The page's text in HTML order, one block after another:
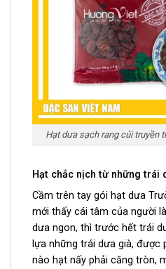
Hạt dưa sạch rang củi truyền
Hạt chắc nịch từ những trái
Cầm trên tay gói hạt dưa
mới thấy cái tâm của người
dưa ngon, thì trước hết trái
lựa những trái dưa già, được
nào hạt nấy phải căng tròn,